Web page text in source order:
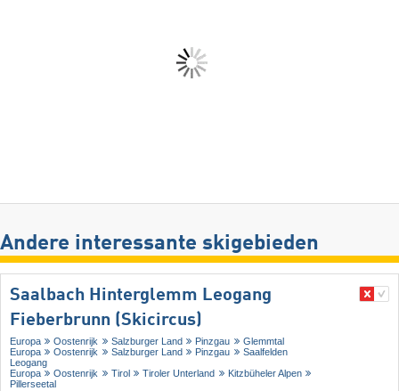
Andere interessante skigebieden
Saalbach Hinterglemm Leogang
Fieberbrunn (Skicircus)
Europa Oostenrijk Salzburger Land Pinzgau
Glemmtal
Europa
Oostenrijk Salzburger Land Pinzgau
Saalfelden
Leogang
Europa
Oostenrijk Tirol Tiroler Unterland
Kitzbüheler Alpen
Pillerseetal